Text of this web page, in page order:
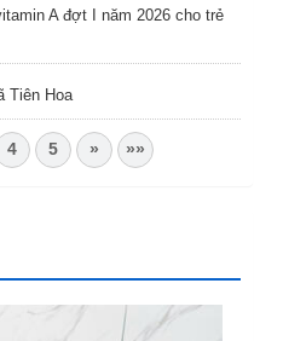
A đợt I năm 2026 cho trẻ
Tiên Hoa
4 5 » »»